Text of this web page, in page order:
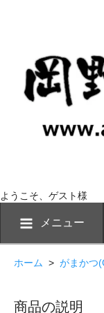
ようこそ、ゲスト様
メニュー
ホーム > がまかつ
商品の説明